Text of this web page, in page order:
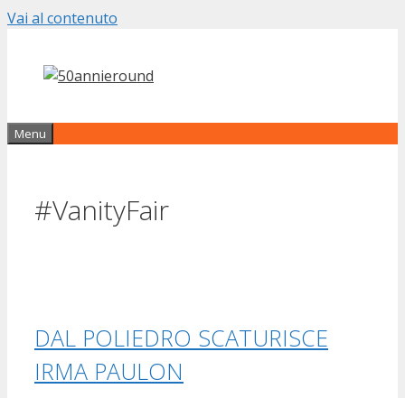
Vai al contenuto
Menu
#VanityFair
DAL POLIEDRO SCATURISCE
IRMA PAULON